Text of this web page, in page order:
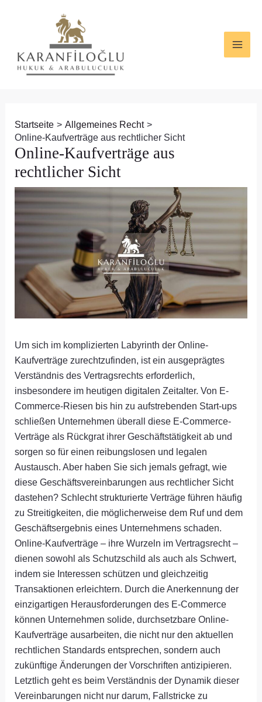
Startseite
Allgemeines Recht
Online-Kaufverträge aus rechtlicher Sicht
Online-Kaufverträge aus
rechtlicher Sicht
Um sich im komplizierten Labyrinth der Online-
Kaufverträge zurechtzufinden, ist ein ausgeprägtes
Verständnis des Vertragsrechts erforderlich,
insbesondere im heutigen digitalen Zeitalter. Von E-
Commerce-Riesen bis hin zu aufstrebenden Start-ups
schließen Unternehmen überall diese E-Commerce-
Verträge als Rückgrat ihrer Geschäftstätigkeit ab und
sorgen so für einen reibungslosen und legalen
Austausch. Aber haben Sie sich jemals gefragt, wie
diese Geschäftsvereinbarungen aus rechtlicher Sicht
dastehen? Schlecht strukturierte Verträge führen häufig
zu Streitigkeiten, die möglicherweise dem Ruf und dem
Geschäftsergebnis eines Unternehmens schaden.
Online-Kaufverträge – ihre Wurzeln im Vertragsrecht –
dienen sowohl als Schutzschild als auch als Schwert,
indem sie Interessen schützen und gleichzeitig
Transaktionen erleichtern. Durch die Anerkennung der
einzigartigen Herausforderungen des E-Commerce
können Unternehmen solide, durchsetzbare Online-
Kaufverträge ausarbeiten, die nicht nur den aktuellen
rechtlichen Standards entsprechen, sondern auch
zukünftige Änderungen der Vorschriften antizipieren.
Letztlich geht es beim Verständnis der Dynamik dieser
Vereinbarungen nicht nur darum, Fallstricke zu